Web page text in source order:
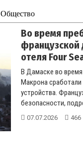
Общество
Во время
французской
отеля Four
раздались
В Дамаске во
Макрона
устройства.
безопасности,
репортажа....
07.07.2026 466